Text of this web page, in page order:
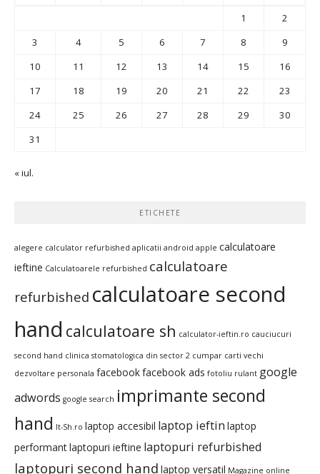
1
2
3
4 5 6 7 8
9
10
11 12 13 14 15
16
17
18 19 20 21 22
23
24
25 26 27 28 29
30
31
« iul.
ETICHETE
alegere calculator refurbished aplicatii android apple calculatoare
ieftine Calculatoarele refurbished calculatoare
refurbished calculatoare second
hand calculatoare sh calculator-ieftin.ro cauciucuri
second hand clinica stomatologica din sector 2 cumpar carti vechi
dezvoltare personala facebookfacebook ads fotoliu rulant google
adwords google search imprimante second
hand It-Sh.ro laptop accesibil laptop ieftin laptop
performantlaptopuri ieftine laptopuri refurbished
laptopuri second hand laptop versatil Magazine online